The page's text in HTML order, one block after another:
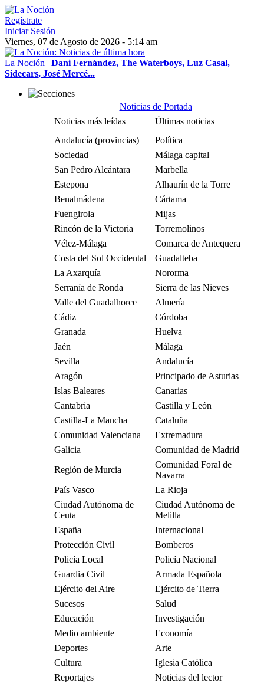
Regístrate
Iniciar Sesión
Viernes, 07 de Agosto de 2026 - 5:14 am
La Noción | Dani Fernández, The Waterboys, Luz Casal,
Sidecars, José Mercé...
Noticias de Portada
Noticias más leídas
Últimas noticias
Andalucía (provincias)
Política
Sociedad
Málaga capital
San Pedro Alcántara
Marbella
Estepona
Alhaurín de la Torre
Benalmádena
Cártama
Fuengirola
Mijas
Rincón de la Victoria
Torremolinos
Vélez-Málaga
Comarca de Antequera
Costa del Sol Occidental
Guadalteba
La Axarquía
Nororma
Serranía de Ronda
Sierra de las Nieves
Valle del Guadalhorce
Almería
Cádiz
Córdoba
Granada
Huelva
Jaén
Málaga
Sevilla
Andalucía
Aragón
Principado de Asturias
Islas Baleares
Canarias
Cantabria
Castilla y León
Castilla-La Mancha
Cataluña
Comunidad Valenciana
Extremadura
Galicia
Comunidad de Madrid
Región de Murcia
Comunidad Foral de
Navarra
País Vasco
La Rioja
Ciudad Autónoma de
Ceuta
Ciudad Autónoma de
Melilla
España
Internacional
Protección Civil
Bomberos
Policía Local
Policía Nacional
Guardia Civil
Armada Española
Ejército del Aire
Ejército de Tierra
Sucesos
Salud
Educación
Investigación
Medio ambiente
Economía
Deportes
Arte
Cultura
Iglesia Católica
Reportajes
Noticias del lector